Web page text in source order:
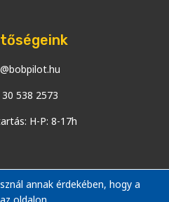
538 2573
H-P: 8-17h
annak érdekében, hogy a